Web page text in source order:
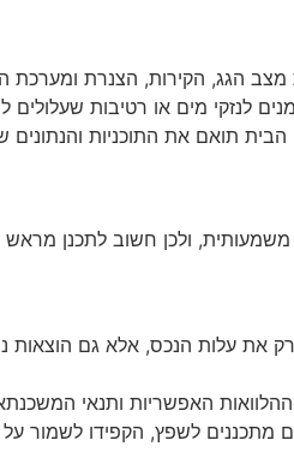
מצב הגג, הקירות, הצנרת ומערכת
לנזקי מים או רטיבות שעלולים
תואם את התוכניות והנתונים
ולכן חשוב לתכנן
את עלות הנכס, אלא גם הוצאות
האפשריות ותנאי
לשפץ, הקפידו לשמור על